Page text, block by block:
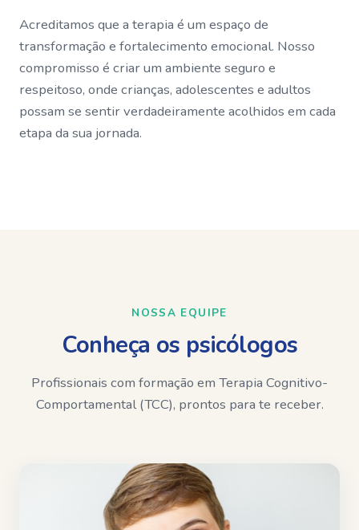
Acreditamos que a terapia é um espaço de
transformação e fortalecimento emocional. Nosso
compromisso é criar um ambiente seguro e
respeitoso, onde crianças, adolescentes e adultos
possam se sentir verdadeiramente acolhidos em cada
etapa da sua jornada.
NOSSA EQUIPE
Conheça os psicólogos
Profissionais com formação em Terapia Cognitivo-
Comportamental (TCC), prontos para te receber.